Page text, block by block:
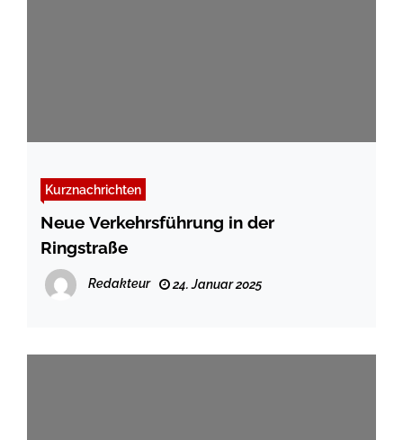
Kurznachrichten
Neue Verkehrsführung in der
Ringstraße
Redakteur 24. Januar 2025